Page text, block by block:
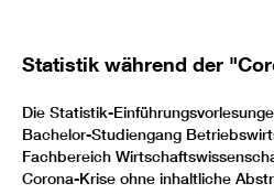
Statistik während der
Die Statistik-
Bachelor-Studiengang
Fachbereich
Corona-Krise ohne inhaltliche